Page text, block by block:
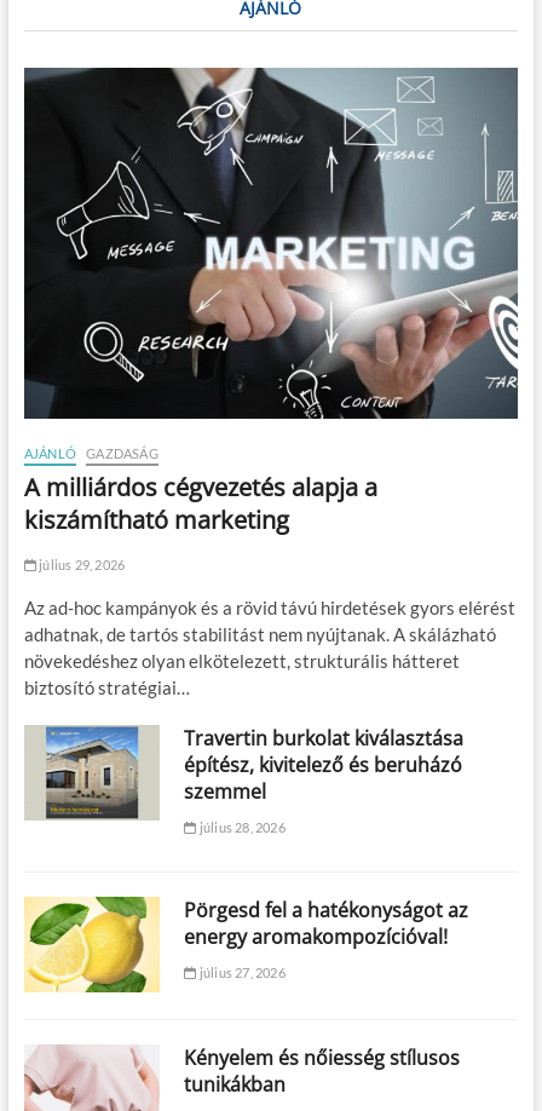
AJÁNLÓ
AJÁNLÓ GAZDASÁG
A milliárdos cégvezetés alapja a
kiszámítható marketing
július 29, 2026
Az ad-hoc kampányok és a rövid távú hirdetések gyors elérést
adhatnak, de tartós stabilitást nem nyújtanak. A skálázható
növekedéshez olyan elkötelezett, strukturális hátteret
biztosító stratégiai…
Travertin burkolat kiválasztása
építész, kivitelező és beruházó
szemmel
július 28, 2026
Pörgesd fel a hatékonyságot az
energy aromakompozícióval!
július 27, 2026
Kényelem és nőiesség stílusos
tunikákban